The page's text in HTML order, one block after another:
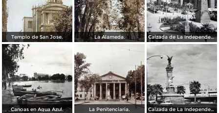
Templo de San Jose. La Alameda. Calzada de La Independencia y Mto. a Juarez Guadalajara, Jalisco. ( Circulada el 5 de Septiembre de 1929 ).
Canoas en Agua Azul. La Penitenciaria. Calzada de La Independencia Guadalajara, Jalisco.